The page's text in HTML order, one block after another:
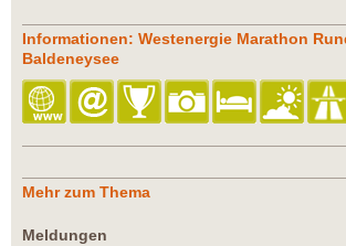
Informationen: Westenergie Marathon
Baldeneysee
Mehr zum Thema
Meldungen